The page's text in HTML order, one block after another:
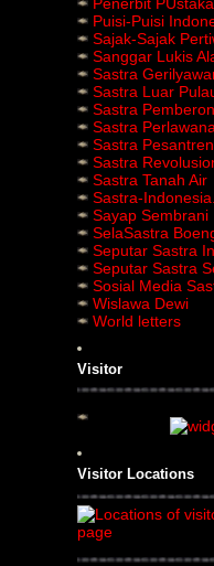
Puisi-Puisi
Sajak-Sajak
Sanggar Lukis
Sastra
Sastra Luar
Sastra
Sastra
Sastra Pesantren
Sastra
Sastra Tanah Air
Sastra-
Sayap Sembrani
SelaSastra
Seputar Sastra
Seputar Sastra
Sosial Media
Wislawa Dewi
World letters
Visitor
Visitor Locations